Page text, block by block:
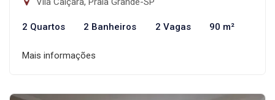
2 Quartos 2 Banheiros 2 Vagas 90 m²
Mais informações